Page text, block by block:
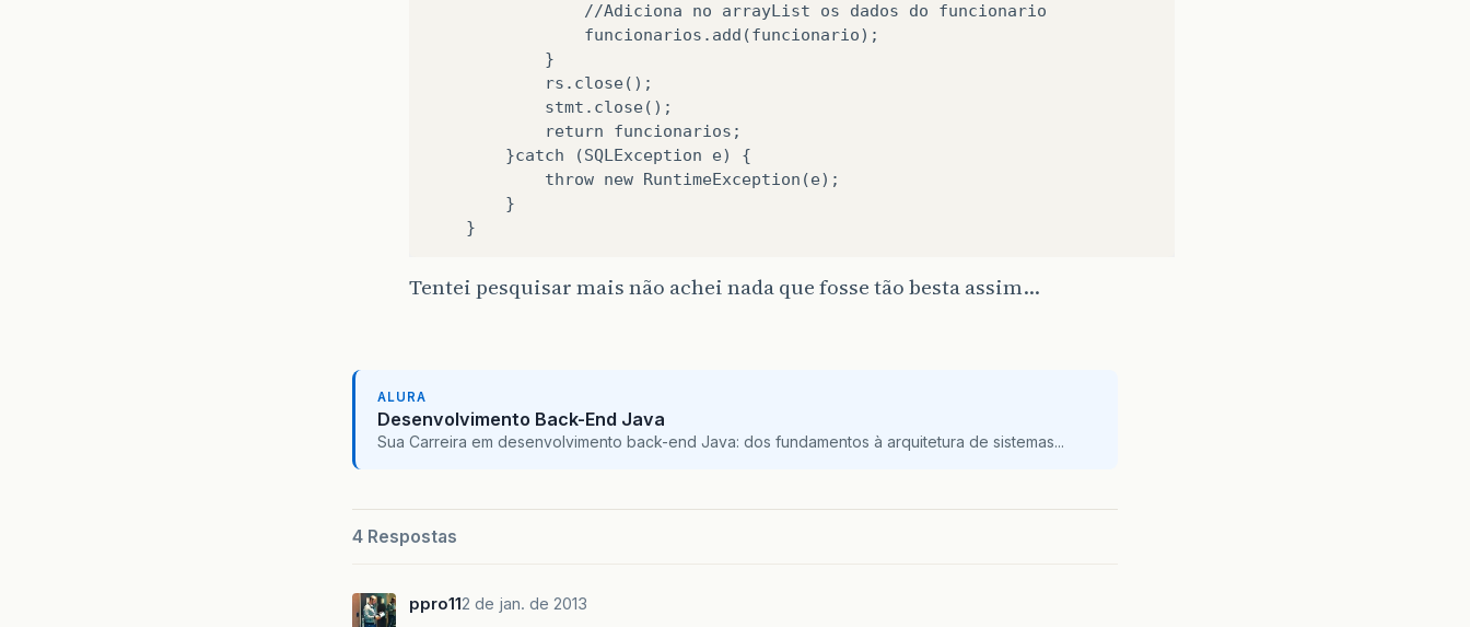
                //Adiciona no arrayList os dados do funcionario
                funcionarios.add(funcionario);
            }
            rs.close();
            stmt.close();
            return funcionarios;
        }catch (SQLException e) {
            throw new RuntimeException(e);
        }
Tentei pesquisar mais não achei nada que fosse tão besta assim...
ALURA
Desenvolvimento Back-End Java
Sua Carreira em desenvolvimento back-end Java: dos fundamentos à arquitetura de sistemas...
4 Respostas
ppro112 de jan. de 2013